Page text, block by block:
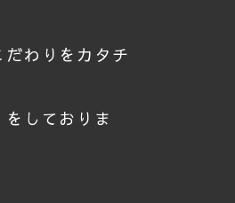
わりをカタチ
しておりま